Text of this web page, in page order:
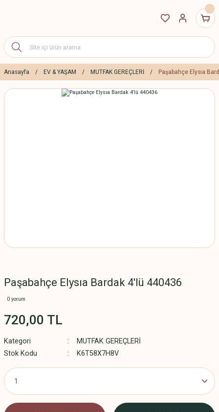
Anasayfa EV & YAŞAM MUTFAK GEREÇLERİ Paşabahçe Elysıa
Paşabahçe Elysıa Bardak 4'lü 440436
0 yorum
720,00 TL
Kategori
MUTFAK GEREÇLERİ
Stok Kodu
K6T58X7H8V